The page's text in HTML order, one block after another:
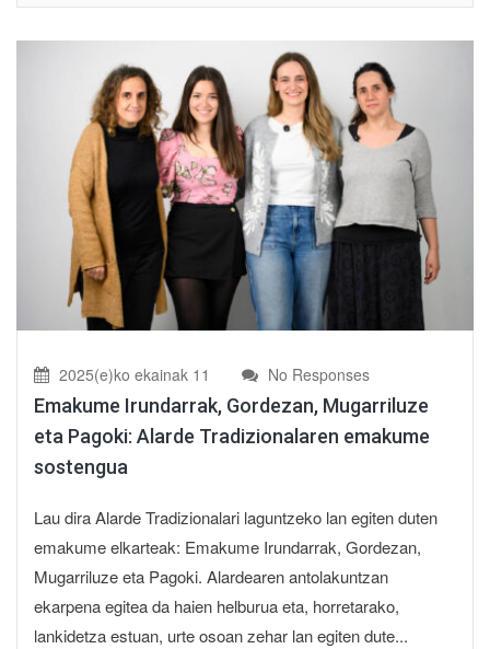
2025(e)ko ekainak 11 No Responses
Emakume Irundarrak, Gordezan, Mugarriluze
eta Pagoki: Alarde Tradizionalaren emakume
sostengua
Lau dira Alarde Tradizionalari laguntzeko lan egiten duten
emakume elkarteak: Emakume Irundarrak, Gordezan,
Mugarriluze eta Pagoki. Alardearen antolakuntzan
ekarpena egitea da haien helburua eta, horretarako,
lankidetza estuan, urte osoan zehar lan egiten dute...